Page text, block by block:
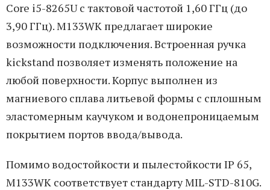
Core i5-8265U с тактовой частотой 1,60 ГГц (до
3,90 ГГц). M133WK предлагает широкие
возможности подключения. Встроенная ручка
kickstand позволяет изменять положение на
любой поверхности. Корпус выполнен из
магниевого сплава литьевой формы с сплошным
эластомерным каучуком и водонепроницаемым
покрытием портов ввода/вывода.
Помимо водостойкости и пылестойкости IP 65,
M133WK соответствует стандарту MIL-STD-810G.